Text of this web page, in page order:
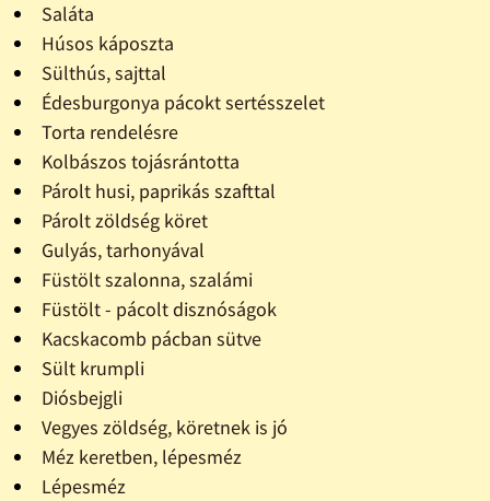
Saláta
Húsos káposzta
Sülthús, sajttal
Édesburgonya pácokt sertésszelet
Torta rendelésre
Kolbászos tojásrántotta
Párolt husi, paprikás szafttal
Párolt zöldség köret
Gulyás, tarhonyával
Füstölt szalonna, szalámi
Füstölt - pácolt disznóságok
Kacskacomb pácban sütve
Sült krumpli
Diósbejgli
Vegyes zöldség, köretnek is jó
Méz keretben, lépesméz
Lépesméz